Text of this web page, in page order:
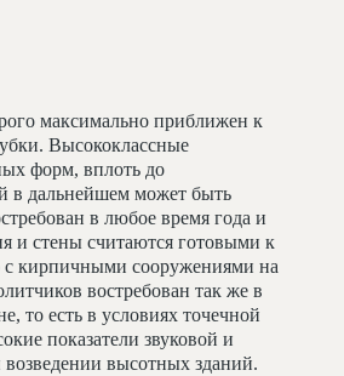
максимально приближен к
Высококлассные
форм, вплоть до
в дальнейшем может быть
в любое время года и
и стены считаются готовыми к
с кирпичными сооружениями на
востребован так же в
то есть в условиях точечной
показатели звуковой и
возведении высотных зданий.